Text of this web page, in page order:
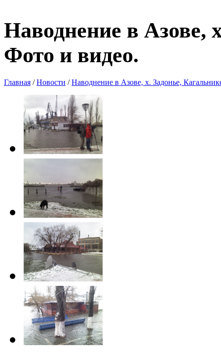
Наводнение в Азове,
Фото и видео.
Главная / Новости / Наводнение в Азове, х. Задонье,